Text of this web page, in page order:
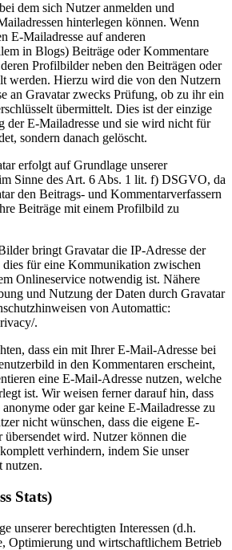
dem sich Nutzer anmelden und
hinterlegen können. Wenn
E-Mailadresse auf anderen
in Blogs) Beiträge oder Kommentare
Profilbilder neben den Beiträgen oder
werden. Hierzu wird die von den Nutzern
an Gravatar zwecks Prüfung, ob zu ihr ein
übermittelt. Dies ist der einzige
der E-Mailadresse und sie wird nicht für
sondern danach gelöscht.
erfolgt auf Grundlage unserer
Sinne des Art. 6 Abs. 1 lit. f) DSGVO, da
den Beitrags- und Kommentarverfassern
Beiträge mit einem Profilbild zu
bringt Gravatar die IP-Adresse der
für eine Kommunikation zwischen
Onlineservice notwendig ist. Nähere
und Nutzung der Daten durch Gravatar
von Automattic:
.
dass ein mit Ihrer E-Mail-Adresse bei
in den Kommentaren erscheint,
eine E-Mail-Adresse nutzen, welche
ist. Wir weisen ferner darauf hin, dass
oder gar keine E-Mailadresse zu
nicht wünschen, dass die eigene E-
übersendet wird. Nutzer können die
verhindern, indem Sie unser
nutzen.
Stats)
unserer berechtigten Interessen (d.h.
Optimierung und wirtschaftlichem Betrieb